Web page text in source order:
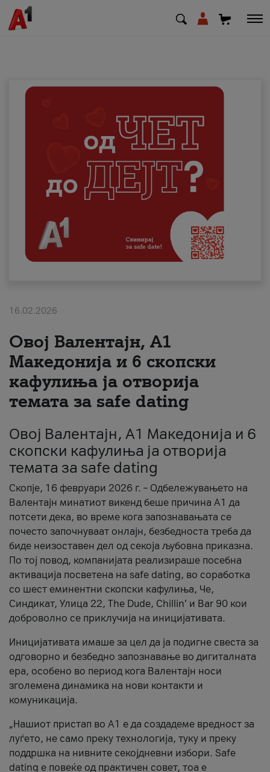
Деловни
Поддршка
Надополни кредит
Плати сметка
#ПодобарОнлајн
16.02.2026
Овој Валентајн, A1
Македонија и 6 скопски
кафулиња ја отворија
темата за safe dating
Овој Валентајн, A1 Македонија и 6
скопски кафулиња ја отворија
темата за safe dating
Скопје, 16 февруари 2026 г. – Одбележувањето на
Валентајн минатиот викенд беше причина А1 да
потсети дека, во време кога запознавањата се
почесто започнуваат онлајн, безбедноста треба да
биде неизоставен дел од секоја љубовна приказна.
По тој повод, компанијата реализираше посебна
активација посветена на safe dating, во соработка
со шест еминентни скопски кафулиња, Че,
Синдикат, Улица 22, The Dude, Chillin’ и Bar 90 кои
доброволно се приклучија на иницијативата.
Иницијативата имаше за цел да ја подигне свеста за
одговорно и безбедно запознавање во дигиталната
ера, особено во период кога Валентајн носи
зголемена динамика на нови контакти и
комуникација.
„Нашиот пристап во А1 е да создадеме вредност за
луѓето, не само преку технологија, туку и преку
поддршка на нивните секојдневни избори. Safe
dating е повеќе од практичен совет, тоа е